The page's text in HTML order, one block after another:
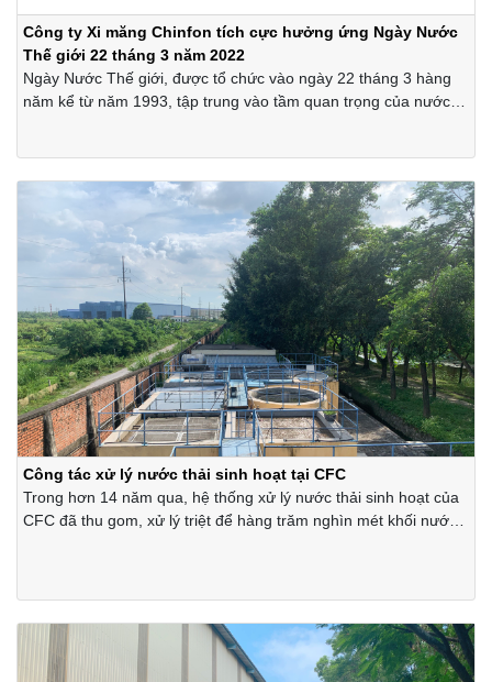
Công ty Xi măng Chinfon tích cực hưởng ứng Ngày Nước
Thế giới 22 tháng 3 năm 2022
Ngày Nước Thế giới, được tổ chức vào ngày 22 tháng 3 hàng
năm kể từ năm 1993, tập trung vào tầm quan trọng của nước
Công tác xử lý nước thải sinh hoạt tại CFC
Trong hơn 14 năm qua, hệ thống xử lý nước thải sinh hoạt của
CFC đã thu gom, xử lý triệt để hàng trăm nghìn mét khối nước